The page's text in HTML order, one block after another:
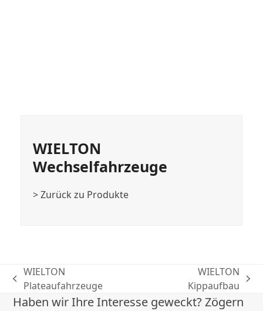
WIELTON
Wechselfahrzeuge
> Zurück zu Produkte
vorheriger
Beitrag:
WIELTON
Plateaufahrzeuge
Nächster
Beitrag:
WIELTON
Kippaufbau
Haben wir Ihre Interesse geweckt? Zögern